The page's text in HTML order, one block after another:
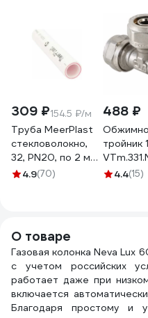
309 ₽154.5 ₽/м
Труба MeerPlast
стекловолокно,
32, PN20, по 2 м
ТТ000017457
4.9(70)
488 ₽
тройник
4.4(15)
О товаре
Газовая колонка Neva Lux
с учетом российских
работает даже при
включается
Благодаря простому и